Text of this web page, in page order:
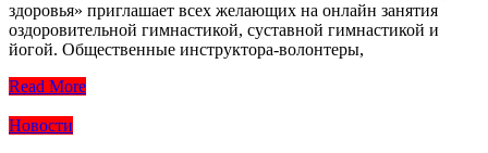
здоровья» приглашает всех желающих на онлайн занятия
оздоровительной гимнастикой, суставной гимнастикой и
йогой. Общественные инструктора-волонтеры,
Read More
Новости